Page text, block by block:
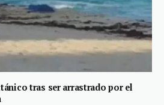
tras ser arrastrado por el